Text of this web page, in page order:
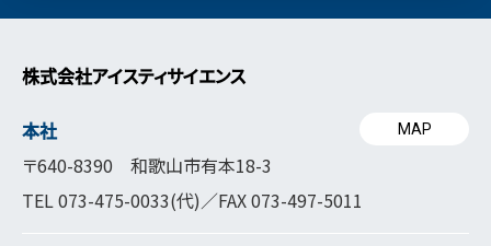
株式会社アイスティサイエンス
本社
〒640-8390 和歌山市有本18-3
TEL073-475-0033(代)／FAX 073-497-5011
MAP